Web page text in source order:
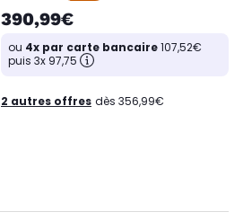
390,99€
ou 4x par carte bancaire107,52€
puis 3x 97,75
2 autres offres dès 356,99€